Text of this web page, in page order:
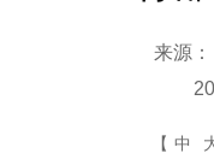
来源：
【 中